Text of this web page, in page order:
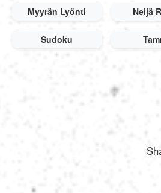
Myyrän Lyönti Neljä
Sudoku